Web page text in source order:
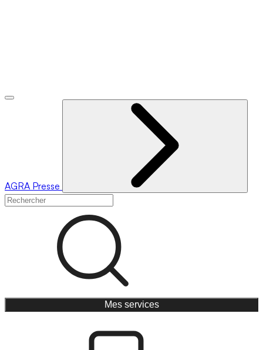
AGRA Presse
Mes services